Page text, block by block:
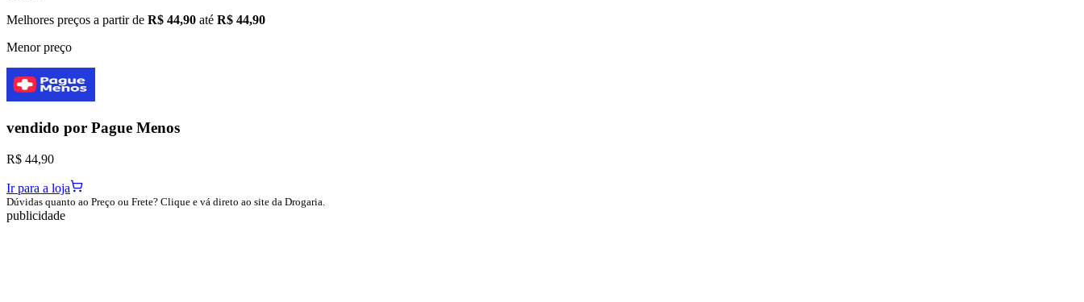
Melhores preços a partir de R$ 44,90 até R$ 44,90
Menor preço
vendido por Pague Menos
R$ 44,90
Ir para a loja
Dúvidas quanto ao Preço ou Frete? Clique e vá direto ao site da Drogaria.
publicidade